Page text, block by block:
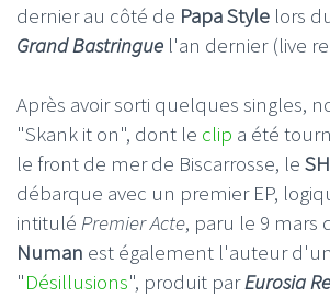
dernier au côté de Papa Style lors
Grand Bastringue l'an dernier (live
Après avoir sorti quelques singles,
"Skank it on", dont le clip a été
le front de mer de Biscarrosse, le
débarque avec un premier EP,
intitulé Premier Acte, paru le 9 mars
Numan est également l'auteur
"Désillusions", produit parEurosia